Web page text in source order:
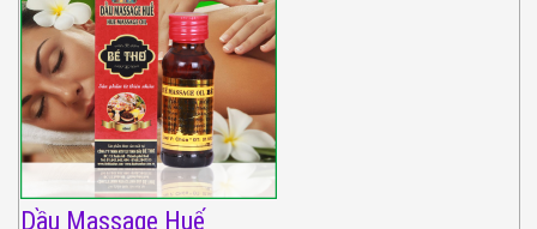
Dầu Massage Huế